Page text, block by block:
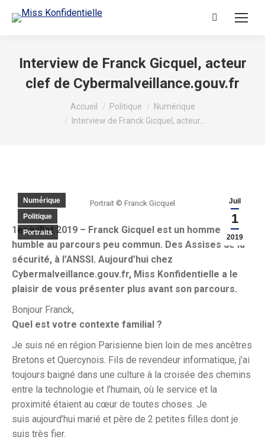
Recherche
Interview de Franck Gicquel, acteur
clef de Cybermalveillance.gouv.fr
Accueil Politique
Numérique
Interview de Franck Gicquel, acteur…
Juil
1
2019
Numérique
Politique
Portraits
Portrait © Franck Gicquel
1er juillet 2019 – Franck Gicquel est un homme
humble au parcours peu commun. Des Assises de la
sécurité, à l’ANSSI. Aujourd’hui chez
Cybermalveillance.gouv.fr, Miss Konfidentielle a le
plaisir de vous présenter plus avant son parcours.
Bonjour Franck,
Quel est votre contexte familial ?
Je suis né en région Parisienne bien loin de mes ancêtres
Bretons et Quercynois. Fils de revendeur informatique, j’ai
toujours baigné dans une culture à la croisée des chemins
entre la technologie et l’humain, où le service et la
proximité étaient au cœur de toutes choses. Je
suis aujourd’hui marié et père de 2 petites filles dont je
suis très fier.